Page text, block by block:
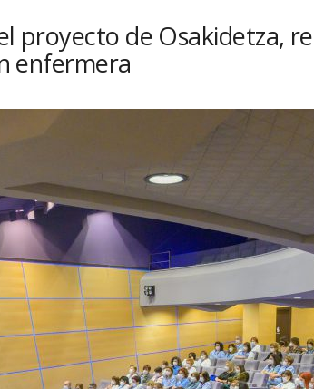
proyecto de Osakidetza,
enfermera